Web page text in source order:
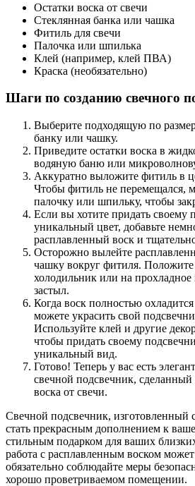
Остатки воска от свечи
Стеклянная банка или чашка
Фитиль для свечи
Палочка или шпилька
Клей (например, клей ПВА)
Краска (необязательно)
Шаги по созданию свечного
Выберите подходящую по
банку или чашку.
Приведите остатки воска в
водяную баню или
Аккуратно выложите фитиль в
Чтобы фитиль не перемещался,
палочку или шпильку, чтобы
Если вы хотите придать своему
уникальный цвет, добавьте
расплавленный воск и
Осторожно вылейте
чашку вокруг фитиля. Положите
холодильник или на прохладное
застыл.
Когда воск полностью
можете украсить свой
Используйте клей и другие
чтобы придать своему
уникальный вид.
Готово! Теперь у вас есть
свечной подсвечник,
воска от свечи.
Свечной подсвечник, изготовленный
стать прекрасным дополнением к
стильным подарком для ваших
работа с расплавленным воском
обязательно соблюдайте меры
хорошо проветриваемом помещении.